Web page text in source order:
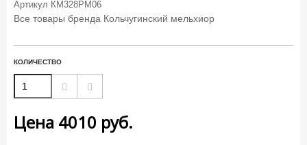
Артикул КМ328РМ06
Все товары бренда Кольчугинский мельхиор
КОЛИЧЕСТВО
Цена 4010 руб.